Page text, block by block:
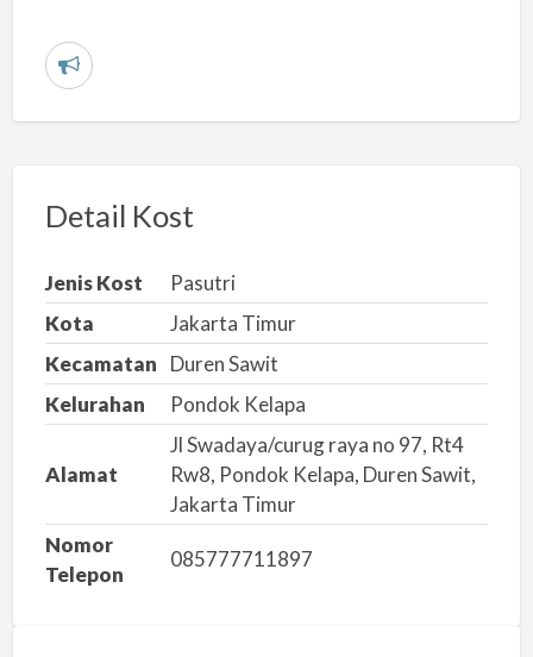
L
r
n
m
a
s
a
l
h
Detail Kost
Jenis Kost
Pasutri
Kota
Jakarta Timur
Kecamatan
Duren Sawit
Kelurahan
Pondok Kelapa
Alamat
Jl Swadaya/curug raya no 97, Rt4
Rw8, Pondok Kelapa, Duren Sawit,
Jakarta Timur
Nomor
Telepon
085777711897